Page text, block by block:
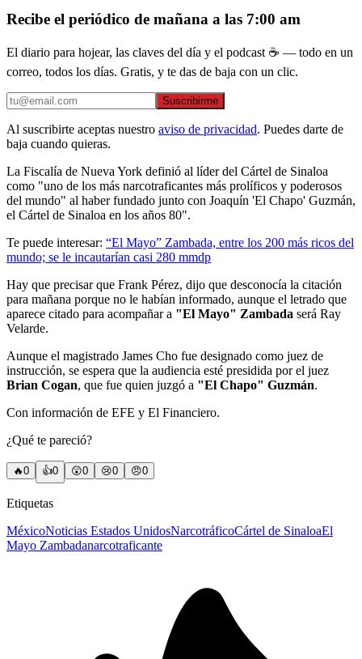
Recibe el periódico de mañana a las 7:00 am
El diario para hojear, las claves del día y el podcast ☕ — todo en un
correo, todos los días. Gratis, y te das de baja con un clic.
Suscribirme
Al suscribirte aceptas nuestro aviso de privacidad. Puedes darte de
baja cuando quieras.
La Fiscalía de Nueva York definió al líder del Cártel de Sinaloa
como "uno de los más narcotraficantes más prolíficos y poderosos
del mundo" al haber fundado junto con Joaquín 'El Chapo' Guzmán,
el Cártel de Sinaloa en los años 80".
Te puede interesar: “El Mayo” Zambada, entre los 200 más ricos del
mundo; se le incautarían casi 280 mmdp
Hay que precisar que Frank Pérez, dijo que desconocía la citación
para mañana porque no le habían informado, aunque el letrado que
aparece citado para acompañar a "El Mayo" Zambada será Ray
Velarde.
Aunque el magistrado James Cho fue designado como juez de
instrucción, se espera que la audiencia esté presidida por el juez
Brian Cogan, que fue quien juzgó a "El Chapo" Guzmán.
Con información de EFE y El Financiero.
¿Qué te pareció?
🔥0 👍0 😲0 😢0 😠0
Etiquetas
MéxicoNoticias Estados UnidosNarcotráficoCártel de SinaloaEl
Mayo Zambadanarcotraficante